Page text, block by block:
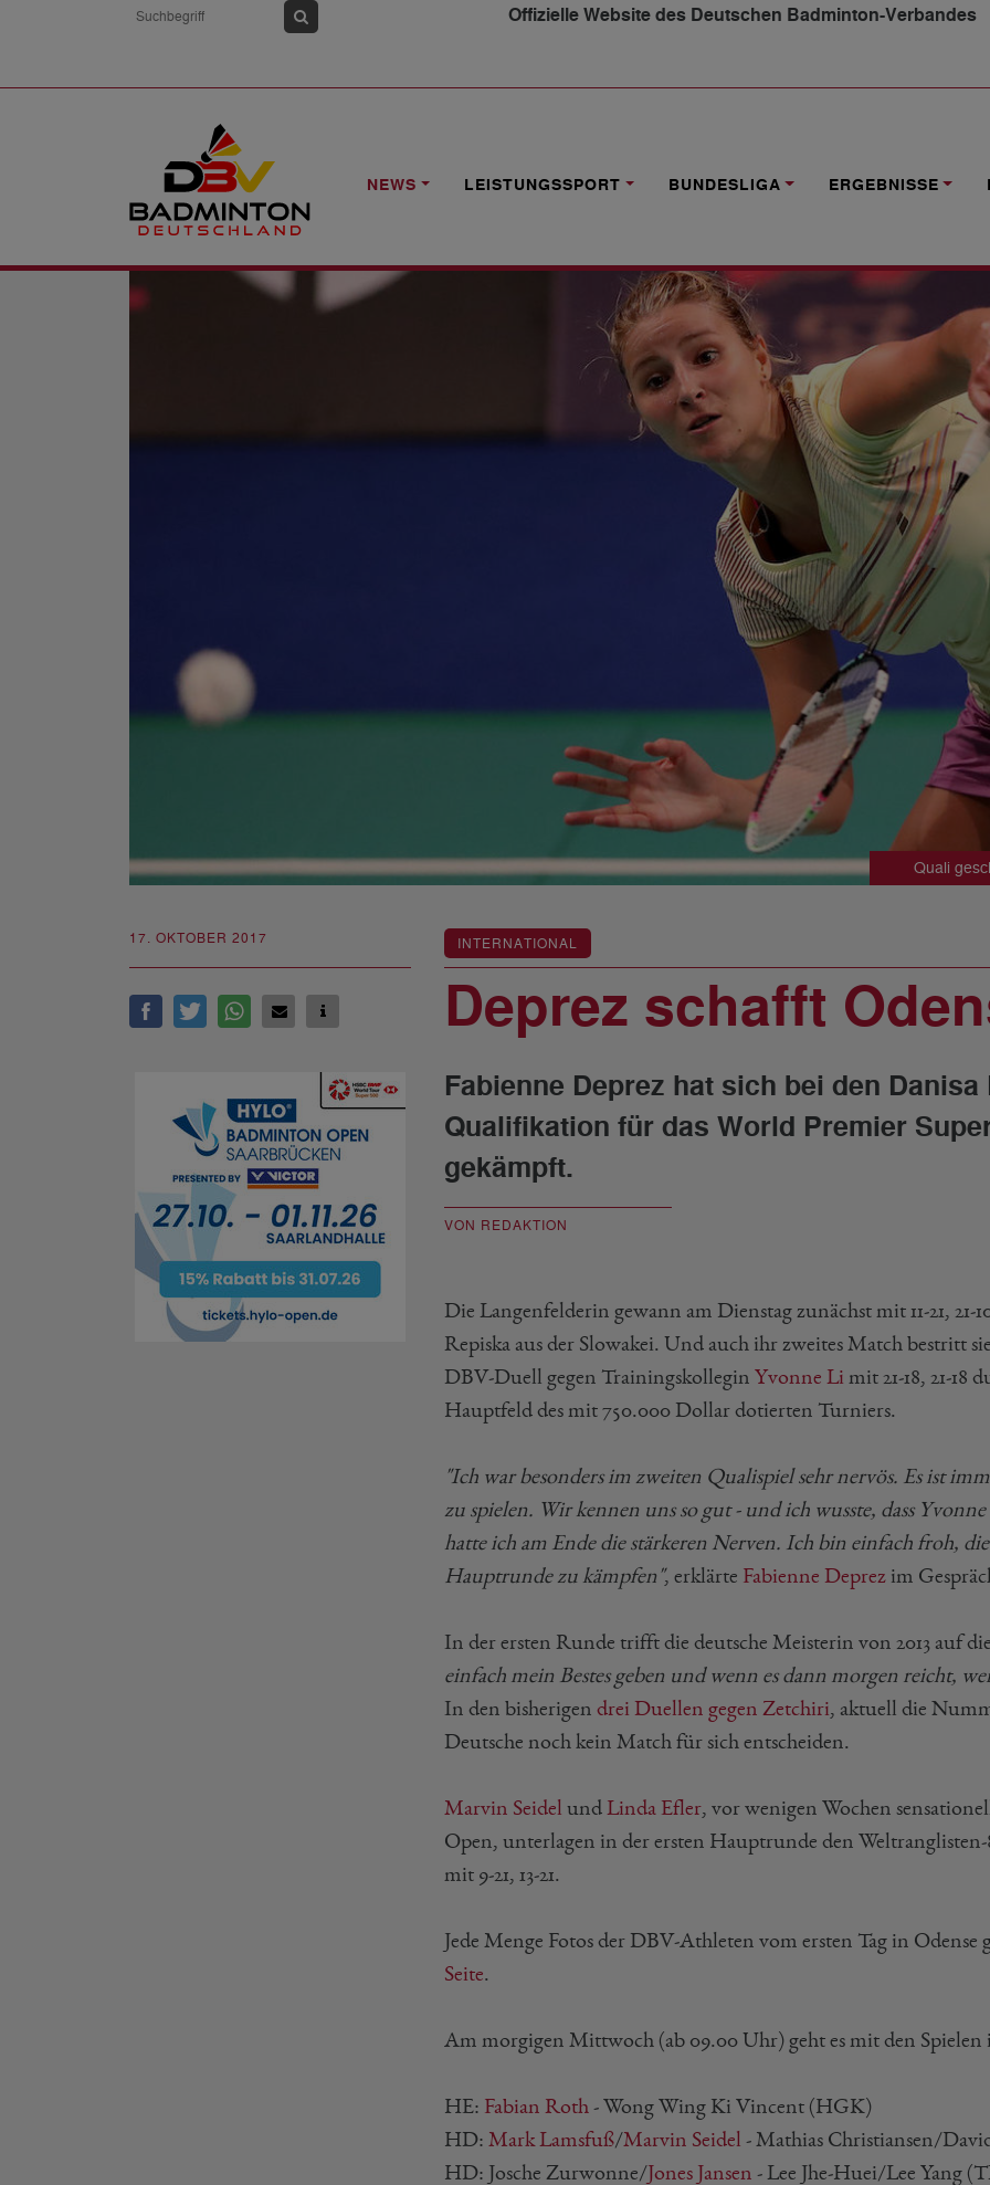
Offizielle Website des Deutschen Badminton-Verbandes
NEWS LEISTUNGSSPORT BUNDESLIGA ERGEBNISSE
NEWS
Quali
17. OKTOBER 2017 INTERNATIONAL
Deprez schafft
Fabienne Deprez hat sich bei den
Qualifikation für das World Premier
gekämpft.
VON REDAKTION
Die Langenfelderin gewann am Dienstag zunächst mit 11-21, 21-
Repiska aus der Slowakei. Und auch ihr zweites Match bestritt
DBV-Duell gegen Trainingskollegin Yvonne Li mit 21-18, 21-18
Hauptfeld des mit 750.000 Dollar dotierten Turniers.
"Ich war besonders im zweiten Qualispiel sehr nervös. Es ist
zu spielen. Wir kennen uns so gut - und ich wusste, dass
hatte ich am Ende die stärkeren Nerven. Ich bin einfach froh,
Hauptrunde zu kämpfen", erklärte Fabienne Deprez im
In der ersten Runde trifft die deutsche Meisterin von 2013 auf
einfach mein Bestes geben und wenn es dann morgen reicht,
In den bisherigen drei Duellen gegen Zetchiri, aktuell die
Deutsche noch kein Match für sich entscheiden.
Marvin Seidel und Linda Efler, vor wenigen Wochen
Open, unterlagen in der ersten Hauptrunde den
mit 9-21, 13-21.
Jede Menge Fotos der DBV-Athleten vom ersten Tag in Odense
Seite.
Am morgigen Mittwoch (ab 09.00 Uhr) geht es mit den
HE: Fabian Roth - Wong Wing Ki Vincent (HGK)
HD: Mark Lamsfuß/Marvin Seidel - Mathias Christiansen/
HD: Josche Zurwonne/Jones Jansen - Lee Jhe-Huei/Lee Yang